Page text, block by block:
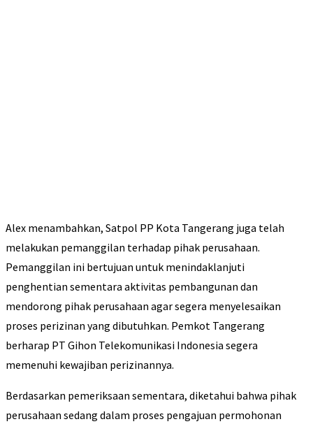
Alex menambahkan, Satpol PP Kota Tangerang juga telah
melakukan pemanggilan terhadap pihak perusahaan.
Pemanggilan ini bertujuan untuk menindaklanjuti
penghentian sementara aktivitas pembangunan dan
mendorong pihak perusahaan agar segera menyelesaikan
proses perizinan yang dibutuhkan. Pemkot Tangerang
berharap PT Gihon Telekomunikasi Indonesia segera
memenuhi kewajiban perizinannya.
Berdasarkan pemeriksaan sementara, diketahui bahwa pihak
perusahaan sedang dalam proses pengajuan permohonan